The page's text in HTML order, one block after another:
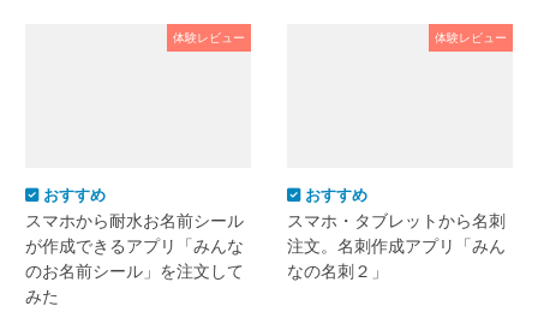
体験レビュー
おすすめ
スマホから耐水お名前シール
が作成できるアプリ「みんな
のお名前シール」を注文して
みた
体験レビュー
おすすめ
スマホ・タブレットから名刺
注文。名刺作成アプリ「みん
なの名刺２」